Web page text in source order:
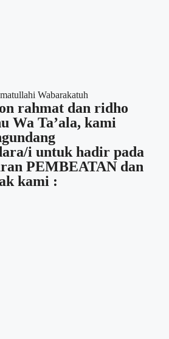
Wabarakatuh
rahmat dan ridho
Wa Ta’ala, kami
i untuk hadir pada
PEMBEATAN dan
kami :